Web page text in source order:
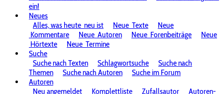
ein!
Neues
Alles, was heute neu ist Neue Texte
Neue
Kommentare
Neue Autoren Neue Forenbeiträge
Neue
Hörtexte
Neue Termine
Suche
Suche nach Texten
Schlagwortsuche
Suche nach
Themen
Suche nach Autoren
Suche im Forum
Autoren
Neu angemeldet
Komplettliste Zufallsautor
Autoren-